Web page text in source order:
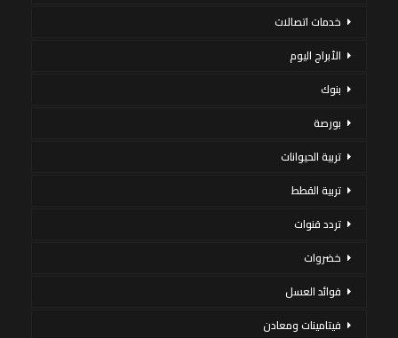
خدمات اتصالات
الأبراج اليوم
بنوك
بورصة
تربية الحيوانات
تربية القطط
تردد قنوات
خضروات
فوائد العسل
فيتامينات ومعادن